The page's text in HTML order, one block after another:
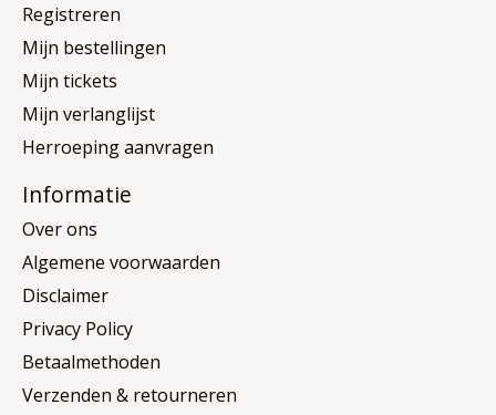
Registreren
Mijn bestellingen
Mijn tickets
Mijn verlanglijst
Herroeping aanvragen
Informatie
Over ons
Algemene voorwaarden
Disclaimer
Privacy Policy
Betaalmethoden
Verzenden & retourneren